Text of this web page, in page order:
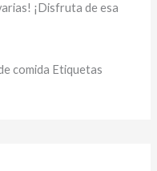
¡Disfruta de esa
comida Etiquetas